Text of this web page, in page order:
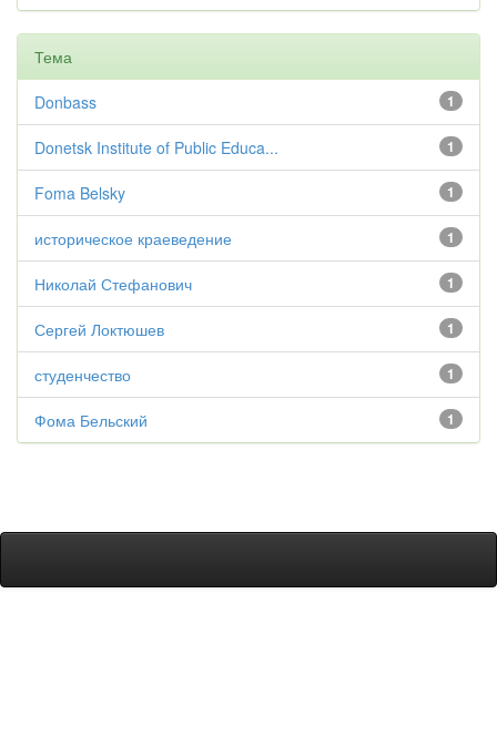
Тема
1
Donbass
1
Donetsk Institute of Public Educa...
1
Foma Belsky
1
историческое краеведение
1
Николай Стефанович
1
Сергей Локтюшев
1
студенчество
1
Фома Бельский